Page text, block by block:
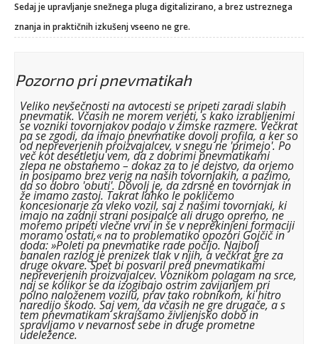
Sedaj je upravljanje snežnega pluga digitalizirano, a brez ustreznega
znanja in praktičnih izkušenj vseeno ne gre.
Pozorno pri pnevmatikah
Veliko nevšečnosti na avtocesti se pripeti zaradi slabih
pnevmatik. Včasih ne morem verjeti, s kako izrabljenimi
se vozniki tovornjakov podajo v zimske razmere. Večkrat
pa se zgodi, da imajo pnevmatike dovolj profila, a ker so
od nepreverjenih proizvajalcev, v snegu ne 'primejo'. Po
več kot desetletju vem, da z dobrimi pnevmatikami
zlepa ne obstanemo – dokaz za to je dejstvo, da orjemo
in posipamo brez verig na naših tovornjakih, a pazimo,
da so dobro 'obuti'. Dovolj je, da zdrsne en tovornjak in
že imamo zastoj. Takrat lahko le pokličemo
koncesionarje za vleko vozil, saj z našimi tovornjaki, ki
imajo na zadnji strani posipalce ali drugo opremo, ne
moremo pripeti vlečne vrvi in še v neprekinjeni formaciji
moramo ostati,« na to problematiko opozori Gojčič in
doda: »Poleti pa pnevmatike rade počijo. Najbolj
banalen razlog je prenizek tlak v njih, a večkrat gre za
druge okvare. Spet bi posvaril pred pnevmatikami
nepreverjenih proizvajalcev. Voznikom polagam na srce,
naj se kolikor se da izogibajo ostrim zavijanjem pri
polno naloženem vozilu, prav tako robnikom, ki hitro
naredijo škodo. Saj vem, da včasih ne gre drugače, a s
tem pnevmatikam skrajšamo življenjsko dobo in
spravljamo v nevarnost sebe in druge prometne
udeležence.